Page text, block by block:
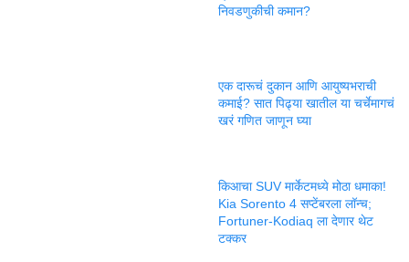
निवडणुकीची कमान?
एक दारूचं दुकान आणि आयुष्यभराची
कमाई? सात पिढ्या खातील या चर्चेमागचं
खरं गणित जाणून घ्या
किआचा SUV मार्केटमध्ये मोठा धमाका!
Kia Sorento 4 सप्टेंबरला लॉन्च;
Fortuner-Kodiaq ला देणार थेट
टक्कर